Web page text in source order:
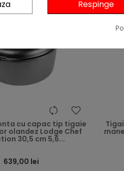
heart
cu capac tip tigaie
olandez Lodge Chef
30,5 cm 5,6...
639,00 lei
Respinge